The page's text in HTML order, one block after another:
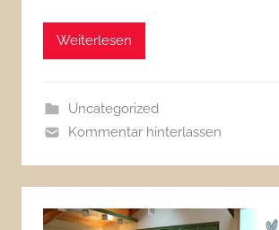
Weiterlesen
Uncategorized
Kommentar hinterlassen